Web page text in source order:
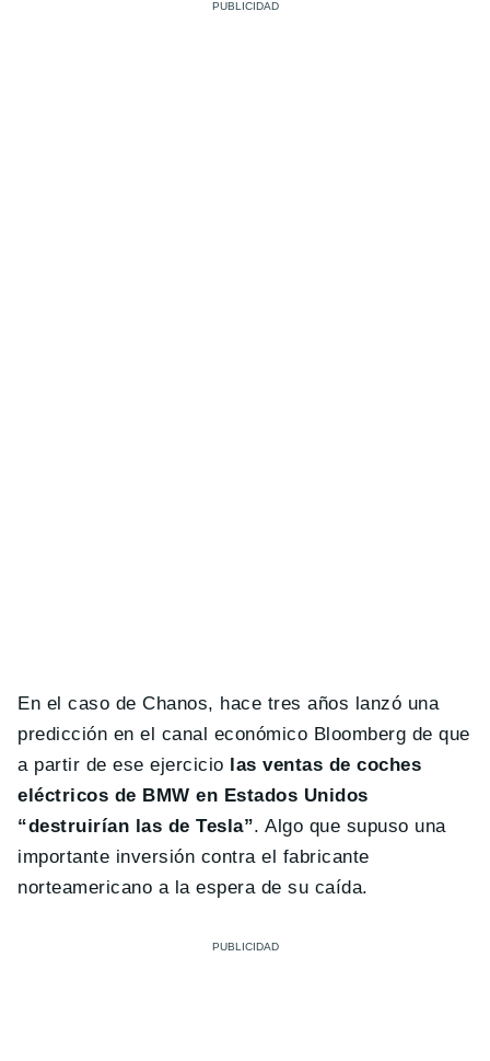
En el caso de Chanos, hace tres años lanzó una
predicción en el canal económico Bloomberg de que
a partir de ese ejercicio
las ventas de coches
eléctricos de BMW en Estados Unidos
“destruirían las de Tesla”. Algo que supuso una
importante inversión contra el fabricante
norteamericano a la espera de su caída.